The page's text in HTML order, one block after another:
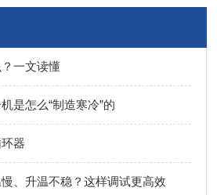
一文读懂
是怎么“制造寒冷”的
器
、升温不稳？这样调试更高效